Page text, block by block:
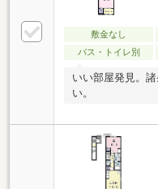
敷金なし
バス・トイレ別
いい部屋発見。
い。